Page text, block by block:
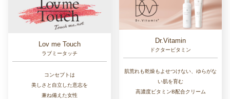
Lov me Touch
ラブミータッチ
コンセプトは
美しさと自立した意志を
兼ね備えた女性
Dr.Vitamin
ドクタービタミン
肌荒れも乾燥もよせつけない、ゆらがな
い肌を育む
高濃度ビタミンB配合クリーム